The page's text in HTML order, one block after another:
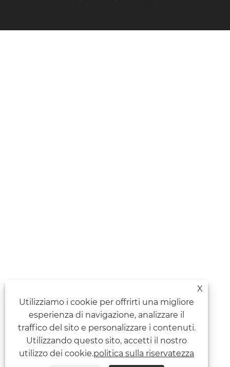
X
Utilizziamo i cookie per offrirti una migliore
esperienza di navigazione, analizzare il
traffico del sito e personalizzare i contenuti.
Utilizzando questo sito, accetti il ​​nostro
utilizzo dei cookie.politica sulla riservatezza